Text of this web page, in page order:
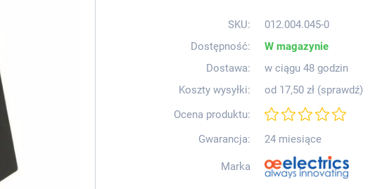
SKU:
012.004.045-0
Dostępność:
W magazynie
Dostawa:
w ciągu 48 godzin
Koszty wysyłki:
od 17,50 zł (sprawdź)
Ocena produktu:
Gwarancja:
24 miesiące
Marka